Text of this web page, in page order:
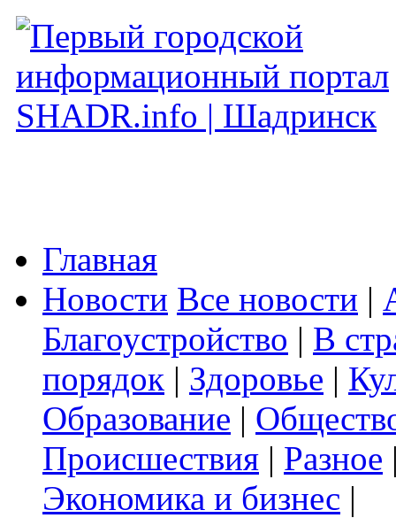
Главная
Новости Все новости |
Благоустройство | В
порядок | Здоровье |
Образование |
Происшествия | Разное
Экономика и бизнес |